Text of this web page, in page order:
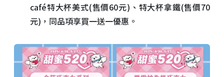
café特大杯美式(售價60元)、特大杯拿鐵(售價70
元)，同品項享買一送一優惠。